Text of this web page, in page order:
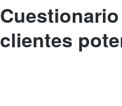
clientes